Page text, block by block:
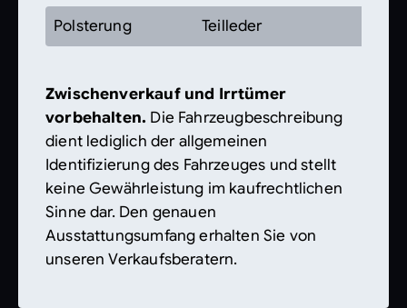
Polsterung Teilleder
Zwischenverkauf und Irrtümer
vorbehalten. Die Fahrzeugbeschreibung
dient lediglich der allgemeinen
Identifizierung des Fahrzeuges und stellt
keine Gewährleistung im kaufrechtlichen
Sinne dar. Den genauen
Ausstattungsumfang erhalten Sie von
unseren Verkaufsberatern.